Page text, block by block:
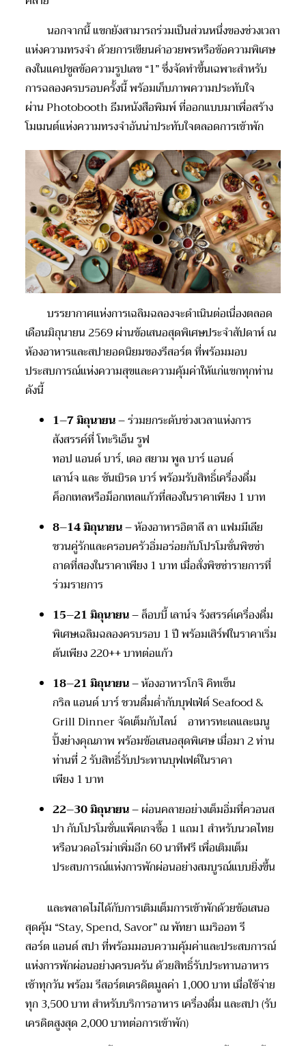
นอกจากนี้ แขกยังสามารถร่วมเป็นส่วนหนึ่งของช่วงเวลา
แห่งความทรงจำ ด้วยการเขียนคำอวยพรหรือข้อความพิเศษ
ลงในแคปซูลข้อความรูปเลข “1”ซึ่งจัดทำขึ้นเฉพาะสำหรับ
การฉลองครบรอบครั้งนี้ พร้อมเก็บภาพความประทับใจ
ผ่านPhotoboothธีมหนังสือพิมพ์ที่ออกแบบมาเพื่อสร้าง
โมเมนต์แห่งความทรงจำอันน่าประทับใจตลอดการเข้าพัก
บรรยากาศแห่งการเฉลิมฉลองจะดำเนินต่อเนื่องตลอด
เดือนมิถุนายน2569ผ่านข้อเสนอสุดพิเศษประจำสัปดาห์ ณ
ห้องอาหารและสปายอดนิยมของรีสอร์ตที่พร้อมมอบ
ประสบการณ์แห่งความสุขและความคุ้มค่าให้แก่แขกทุกท่าน
ดังนี้
1–7มิถุนายน– ร่วมยกระดับช่วงเวลาแห่งการ
สังสรรค์ที่ โทะริเอ็น รูฟ
ทอป แอนด์ บาร์, เดอ สยาม พูล บาร์ แอนด์
เลาน์จ และ ซันเบิรด บาร์พร้อมรับสิทธิ์เครื่องดื่ม
ค็อกเทลหรือม็อกเทลแก้วที่สองในราคาเพียง 1บาท
8–14มิถุนายน– ห้องอาหารอิตาลี ลา แฟมมีเลีย
ชวนคู่รักและครอบครัวอิ่มอร่อยกับโปรโมชั่นพิซซ่า
ถาดที่สองในราคาเพียง 1บาท เมื่อสั่งพิซซ่ารายการที่
ร่วมรายการ
15–21มิถุนายน– ล็อบบี้ เลาน์จ รังสรรค์เครื่องดื่ม
พิเศษเฉลิมฉลองครบรอบ 1ปี พร้อมเสิร์ฟในราคาเริ่ม
ต้นเพียง220++บาทต่อแก้ว
18–21มิถุนายน– ห้องอาหารโกจิ คิทเซ็น
กริล แอนด์ บาร์ ชวนดื่มด่ำกับบุฟเฟ่ต์Seafood &
Grill Dinnerจัดเต็มกับไลน์ อาหารทะเลและเมนู
ปิ้งย่างคุณภาพ พร้อมข้อเสนอสุดพิเศษ เมื่อมา2ท่าน
ท่านที่2รับสิทธิ์รับประทานบุฟเฟต์ในราคา
เพียง 1บาท
22–30มิถุนายน– ผ่อนคลายอย่างเต็มอิ่มที่ควอนส
ปากับโปรโมชั่นแพ็คเกจซื้อ 1 แถม1สำหรับนวดไทย
หรือนวดอโรม่าเพิ่มอีก60นาทีฟรีเพื่อเติมเต็ม
ประสบการณ์แห่งการพักผ่อนอย่างสมบูรณ์แบบยิ่งขึ้น
และพลาดไม่ได้กับการเติมเต็มการเข้าพักด้วยข้อเสนอ
สุดคุ้ม “Stay, Spend, Savor”ณ พัทยา แมริออท รี
สอร์ต แอนด์ สปา ที่พร้อมมอบความคุ้มค่าและประสบการณ์
แห่งการพักผ่อนอย่างครบครัน ด้วยสิทธิ์รับประทานอาหาร
เช้าทุกวัน พร้อมรีสอร์ตเครดิตมูลค่า 1,000บาท เมื่อใช้จ่าย
ทุก3,500บาทสำหรับบริการอาหาร เครื่องดื่ม และสปา (รับ
เครดิตสูงสุด2,000บาทต่อการเข้าพัก)